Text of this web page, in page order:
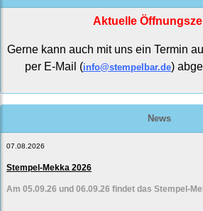
Aktuelle
Gerne kann auch mit uns ein Termin
per E-Mail (info@stempelbar.de)
News
07.08.2026
Stempel-Mekka 2026
Am 05.09.26 und 06.09.26 findet das Stempel-